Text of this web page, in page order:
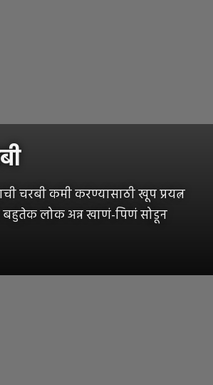
चरबी कमी करण्यासाठी खूप प्रयत्न
लोक अन्न खाणं-पिणं सोडून